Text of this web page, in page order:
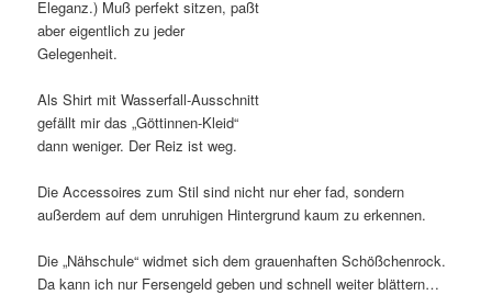
Eleganz.) Muß perfekt sitzen, paßt
aber eigentlich zu jeder
Gelegenheit.
Als Shirt mit Wasserfall-Ausschnitt
gefällt mir das „Göttinnen-Kleid“
dann weniger. Der Reiz ist weg.
Die Accessoires zum Stil sind nicht nur eher fad, sondern
außerdem auf dem unruhigen Hintergrund kaum zu erkennen.
Die „Nähschule“ widmet sich dem grauenhaften Schößchenrock.
Da kann ich nur Fersengeld geben und schnell weiter blättern…